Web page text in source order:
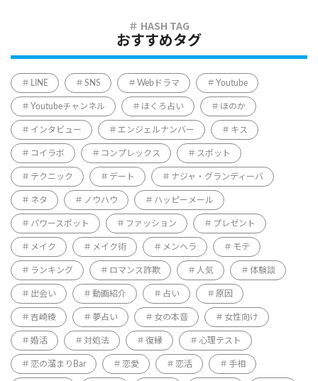
おすすめタグ
LINE SNS Webドラマ Youtube
Youtubeチャンネル ほくろ占い ほのか
インタビュー エンジェルナンバー キス
コイラボ コンプレックス スポット
テクニック デート ナジャ・グランディーバ
ネタ ノウハウ ハッピーメール
パワースポット ファッション プレゼント
メイク メイク術 メンヘラ モテ
ランキング ロマンス詐欺 人気 体験談
出会い 動画紹介 占い 原因
吉崎綾 夢占い 女の本音 女性向け
婚活 対処法 復縁 心理テスト
恋の溜まりBar 恋愛 恋活 手相